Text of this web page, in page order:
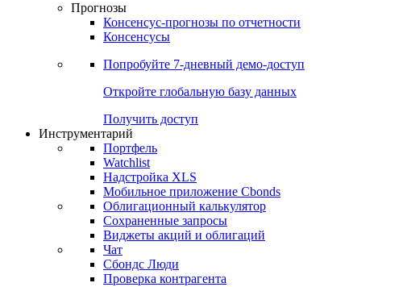
Прогнозы
Консенсус-прогнозы по отчетности
Консенсусы
Попробуйте 7-дневный демо-доступ
Откройте глобальную базу данных
Получить доступ
Инструментарий
Портфель
Watchlist
Надстройка XLS
Мобильное приложение Cbonds
Облигационный калькулятор
Сохраненные запросы
Виджеты акций и облигаций
Чат
Сбондс Люди
Проверка контрагента